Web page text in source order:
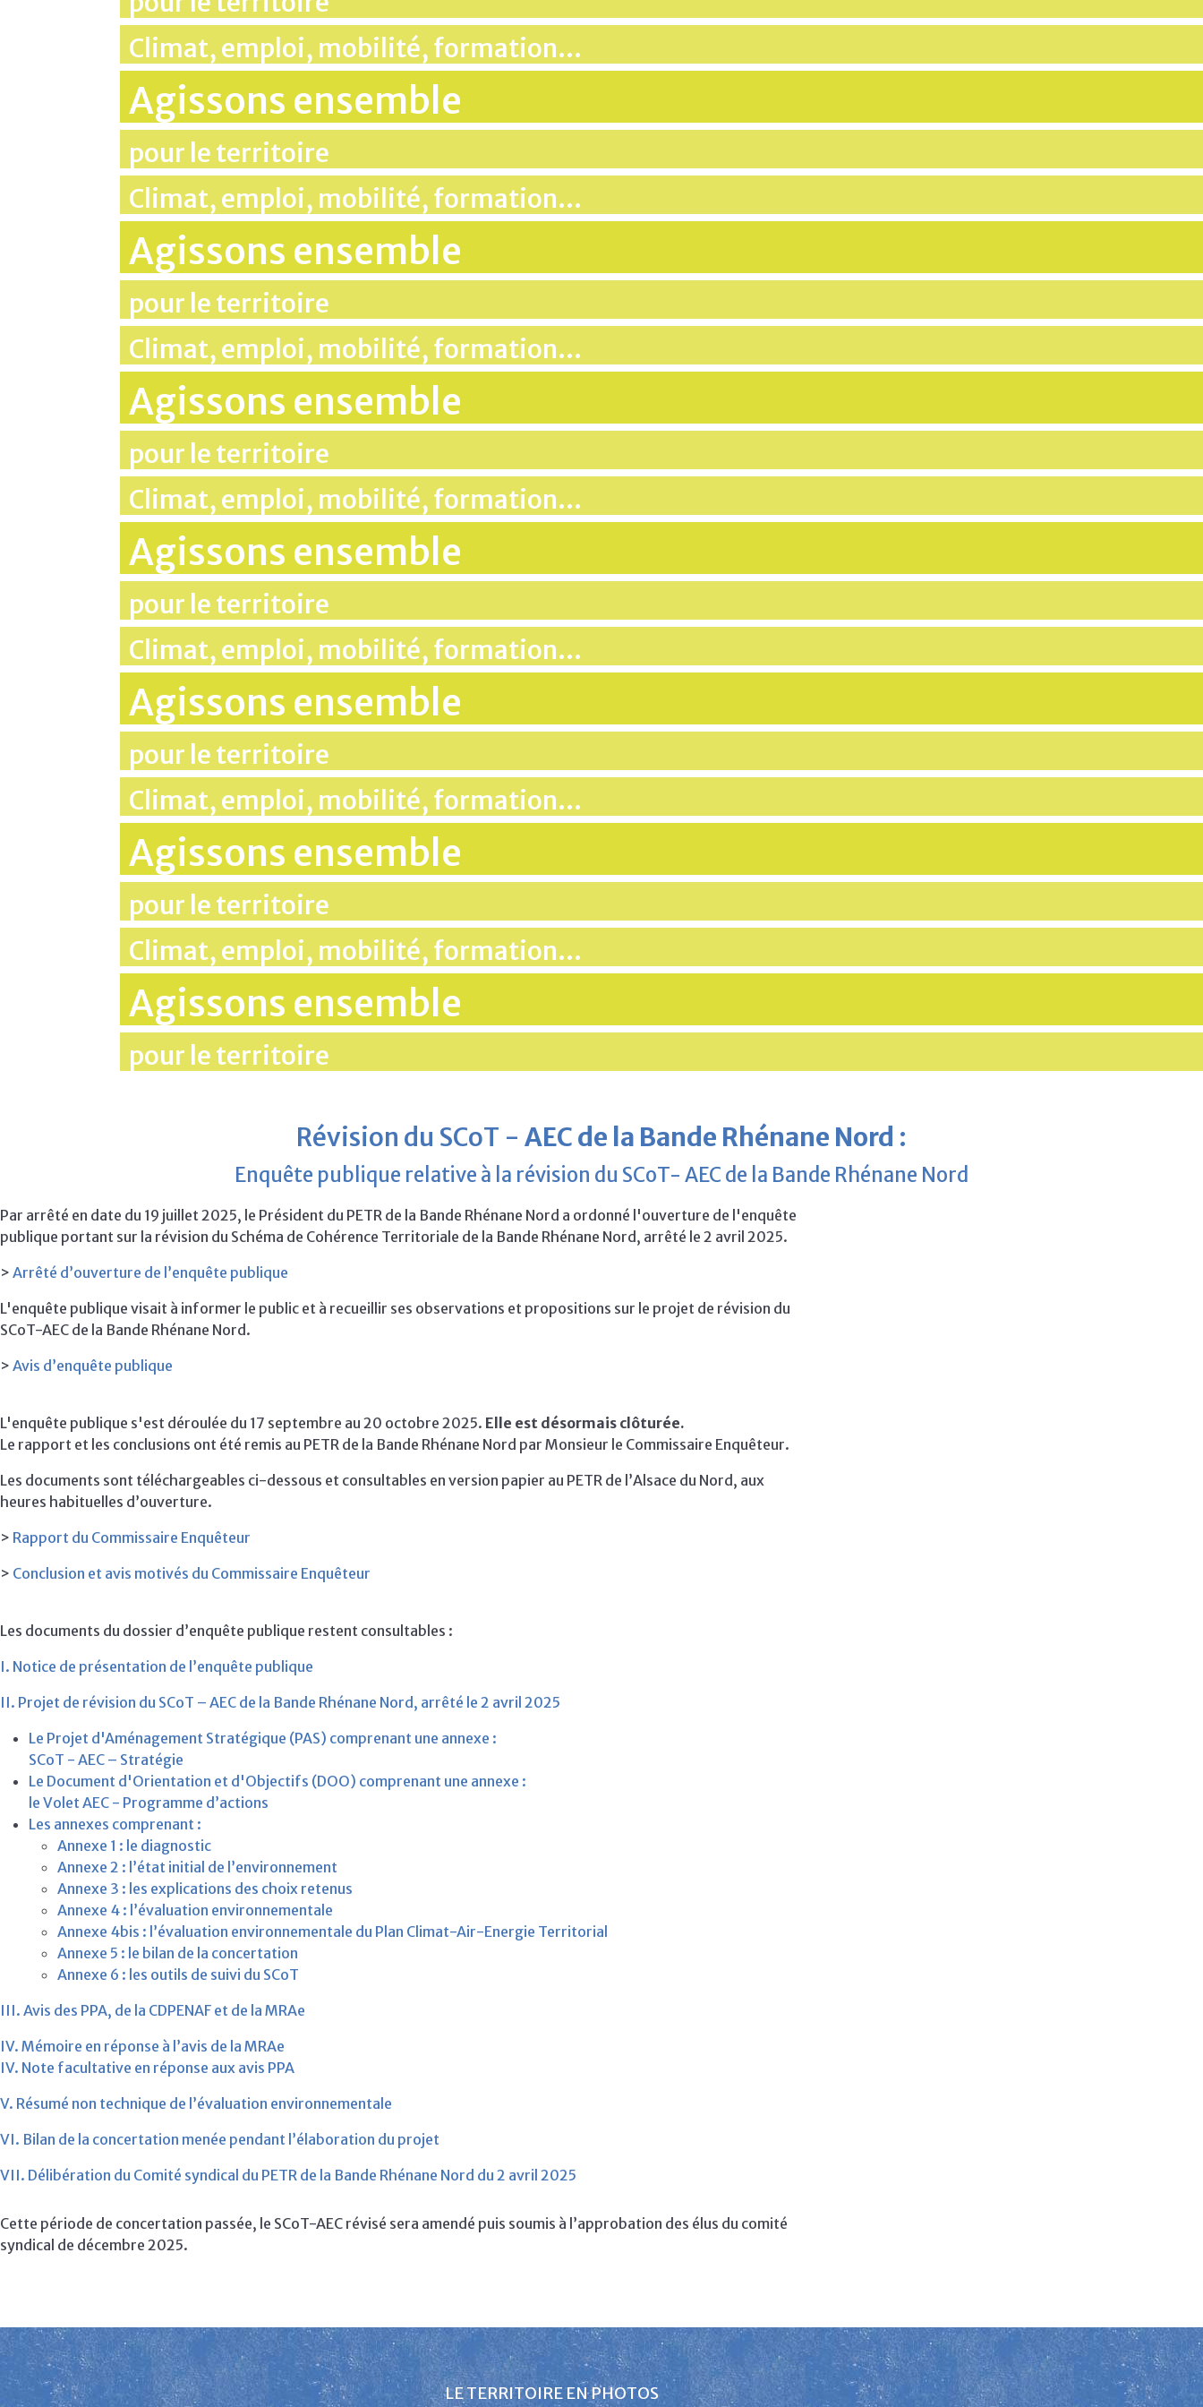
Climat, emploi, mobilité, formation…
Agissons ensemble
pour le territoire
Climat, emploi, mobilité, formation…
Agissons ensemble
pour le territoire
Climat, emploi, mobilité, formation…
Agissons ensemble
pour le territoire
Climat, emploi, mobilité, formation…
Agissons ensemble
pour le territoire
Climat, emploi, mobilité, formation…
Agissons ensemble
pour le territoire
Climat, emploi, mobilité, formation…
Agissons ensemble
pour le territoire
Climat, emploi, mobilité, formation…
Agissons ensemble
pour le territoire
Révision du SCoT - AEC de la Bande Rhénane Nord :
Enquête publique relative à la révision du SCoT- AEC de la Bande Rhénane Nord
Par arrêté en date du 19 juillet 2025, le Président du PETR de la Bande Rhénane Nord a ordonné l'ouverture de l'enquête
publique portant sur la révision du Schéma de Cohérence Territoriale de la Bande Rhénane Nord, arrêté le 2 avril 2025.
> Arrêté d’ouverture de l’enquête publique
L'enquête publique visait à informer le public et à recueillir ses observations et propositions sur le projet de révision du
SCoT-AEC de la Bande Rhénane Nord.
> Avis d’enquête publique
L'enquête publique s'est déroulée du 17 septembre au 20 octobre 2025. Elle est désormais clôturée.
Le rapport et les conclusions ont été remis au PETR de la Bande Rhénane Nord par Monsieur le Commissaire Enquêteur.
Les documents sont téléchargeables ci-dessous et consultables en version papier au PETR de l’Alsace du Nord, aux
heures habituelles d’ouverture.
> Rapport du Commissaire Enquêteur
> Conclusion et avis motivés du Commissaire Enquêteur
Les documents du dossier d’enquête publique restent consultables :
I. Notice de présentation de l’enquête publique
II. Projet de révision du SCoT – AEC de la Bande Rhénane Nord, arrêté le 2 avril 2025
Le Projet d'Aménagement Stratégique (PAS) comprenant une annexe :
SCoT - AEC – Stratégie
Le Document d'Orientation et d'Objectifs (DOO) comprenant une annexe :
le Volet AEC - Programme d’actions
Les annexes comprenant :
Annexe 1 : le diagnostic
Annexe 2 : l’état initial de l’environnement
Annexe 3 : les explications des choix retenus
Annexe 4 : l’évaluation environnementale
Annexe 4bis : l’évaluation environnementale du Plan Climat-Air-Energie Territorial
Annexe 5 : le bilan de la concertation
Annexe 6 : les outils de suivi du SCoT
III. Avis des PPA, de la CDPENAF et de la MRAe
IV. Mémoire en réponse à l’avis de la MRAe
IV. Note facultative en réponse aux avis PPA
V. Résumé non technique de l’évaluation environnementale
VI. Bilan de la concertation menée pendant l’élaboration du projet
VII. Délibération du Comité syndical du PETR de la Bande Rhénane Nord du 2 avril 2025
Cette période de concertation passée, le SCoT-AEC révisé sera amendé puis soumis à l’approbation des élus du comité
syndical de décembre 2025.
LE TERRITOIRE EN PHOTOS